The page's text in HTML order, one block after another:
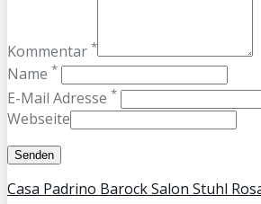
Kommentar *
Name *
E-Mail Adresse *
Webseite
Casa Padrino Barock Salon Stuhl